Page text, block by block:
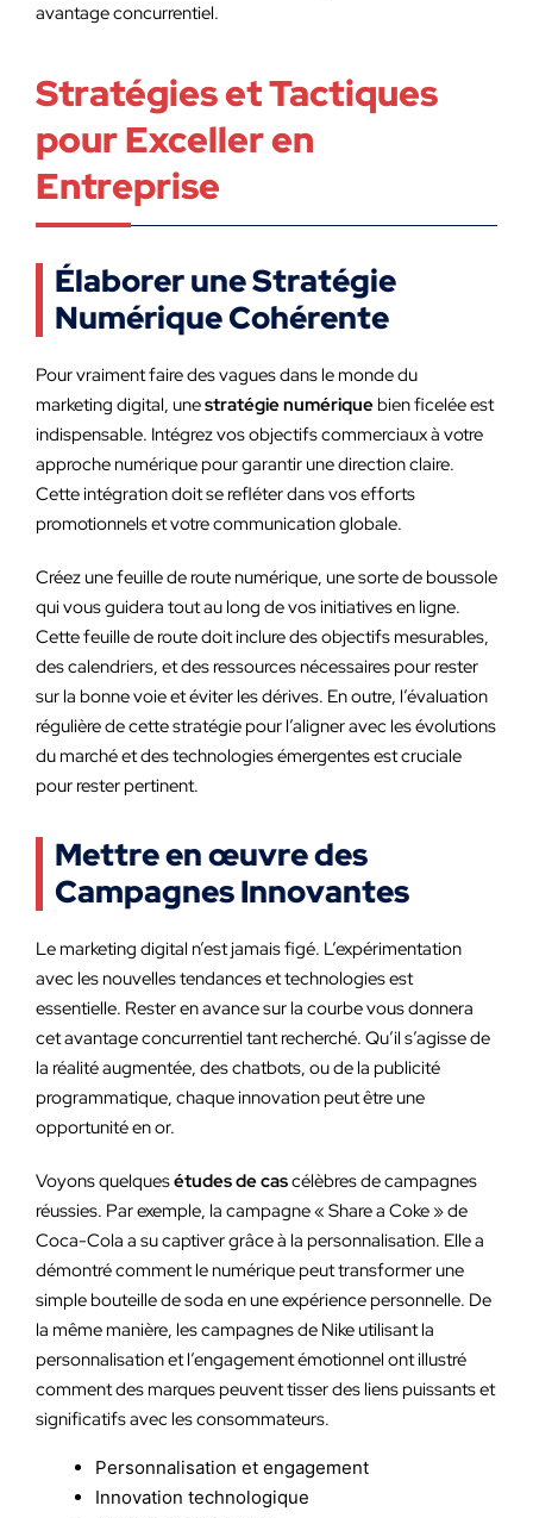
avantage concurrentiel.
Stratégies et Tactiques
pour Exceller en
Entreprise
Élaborer une Stratégie
Numérique Cohérente
Pour vraiment faire des vagues dans le monde du
marketing digital, unestratégie numérique bien ficelée est
indispensable. Intégrez vos objectifs commerciaux à votre
approche numérique pour garantir une direction claire.
Cette intégration doit se refléter dans vos efforts
promotionnels et votre communication globale.
Créez une feuille de route numérique, une sorte de boussole
qui vous guidera tout au long de vos initiatives en ligne.
Cette feuille de route doit inclure des objectifs mesurables,
des calendriers, et des ressources nécessaires pour rester
sur la bonne voie et éviter les dérives. En outre, l’évaluation
régulière de cette stratégie pour l’aligner avec les évolutions
du marché et des technologies émergentes est cruciale
pour rester pertinent.
Mettre en œuvre des
Campagnes Innovantes
Le marketing digital n’est jamais figé. L’expérimentation
avec les nouvelles tendances et technologies est
essentielle. Rester en avance sur la courbe vous donnera
cet avantage concurrentiel tant recherché. Qu’il s’agisse de
la réalité augmentée, des chatbots, ou de la publicité
programmatique, chaque innovation peut être une
opportunité en or.
Voyons quelquesétudes de cascélèbres de campagnes
réussies. Par exemple, la campagne « Share a Coke » de
Coca-Cola a su captiver grâce à la personnalisation. Elle a
démontré comment le numérique peut transformer une
simple bouteille de soda en une expérience personnelle. De
la même manière, les campagnes de Nike utilisant la
personnalisation et l’engagement émotionnel ont illustré
comment des marques peuvent tisser des liens puissants et
significatifs avec les consommateurs.
Personnalisation et engagement
Innovation technologique